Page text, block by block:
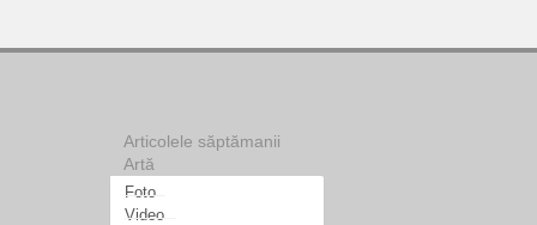
Articolele săptămanii
Artă
Foto
Video